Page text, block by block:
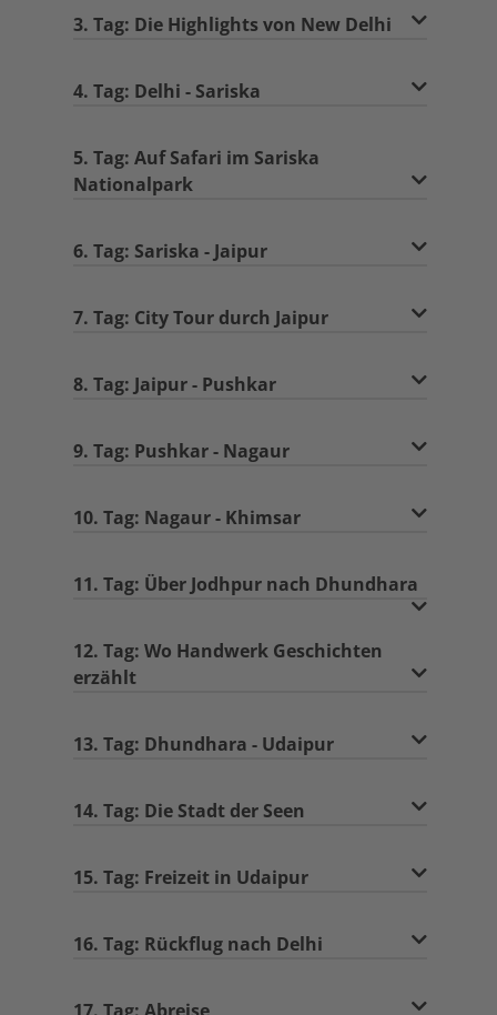
3. Tag: Die Highlights von New Delhi
4. Tag: Delhi - Sariska
5. Tag: Auf Safari im Sariska
Nationalpark
6. Tag: Sariska - Jaipur
7. Tag: City Tour durch Jaipur
8. Tag: Jaipur - Pushkar
9. Tag: Pushkar - Nagaur
10. Tag: Nagaur - Khimsar
11. Tag: Über Jodhpur nach Dhundhara
12. Tag: Wo Handwerk Geschichten
erzählt
13. Tag: Dhundhara - Udaipur
14. Tag: Die Stadt der Seen
15. Tag: Freizeit in Udaipur
16. Tag: Rückflug nach Delhi